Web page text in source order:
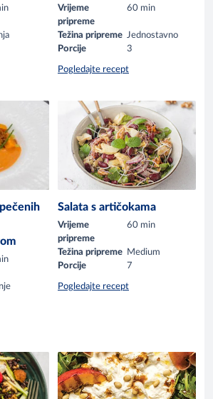
Vrijeme
pripreme
60 min
Težina pripreme Jednostavno
Porcije
3
Pogledajte recept
Salata s artičokama
Vrijeme
pripreme
60 min
Težina pripreme
Medium
Porcije
7
Pogledajte recept